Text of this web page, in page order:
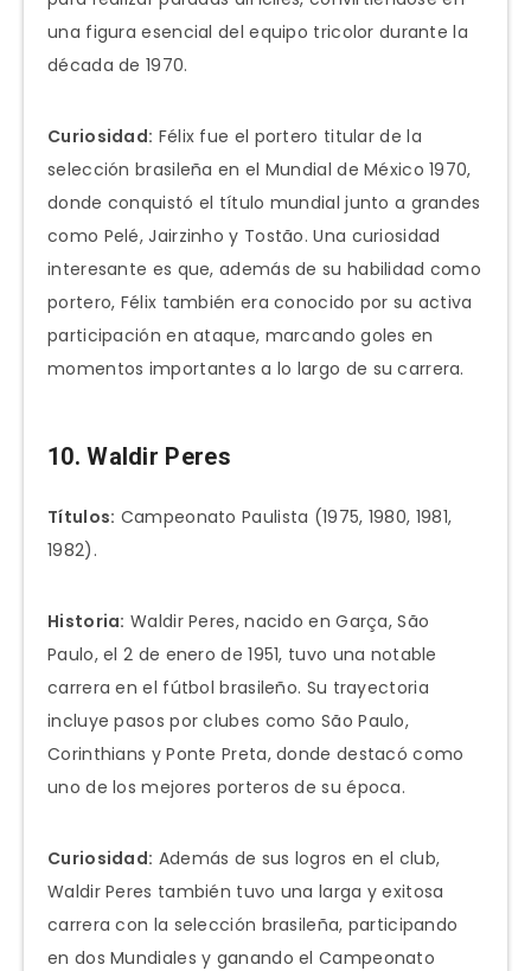
una figura esencial del equipo tricolor durante la
década de 1970.
Curiosidad: Félix fue el portero titular de la
selección brasileña en el Mundial de México 1970,
donde conquistó el título mundial junto a grandes
como Pelé, Jairzinho y Tostão. Una curiosidad
interesante es que, además de su habilidad como
portero, Félix también era conocido por su activa
participación en ataque, marcando goles en
momentos importantes a lo largo de su carrera.
10. Waldir Peres
Títulos: Campeonato Paulista (1975, 1980, 1981,
1982).
Historia: Waldir Peres, nacido en Garça, São
Paulo, el 2 de enero de 1951, tuvo una notable
carrera en el fútbol brasileño. Su trayectoria
incluye pasos por clubes como São Paulo,
Corinthians y Ponte Preta, donde destacó como
uno de los mejores porteros de su época.
Curiosidad: Además de sus logros en el club,
Waldir Peres también tuvo una larga y exitosa
carrera con la selección brasileña, participando
en dos Mundiales y ganando el Campeonato